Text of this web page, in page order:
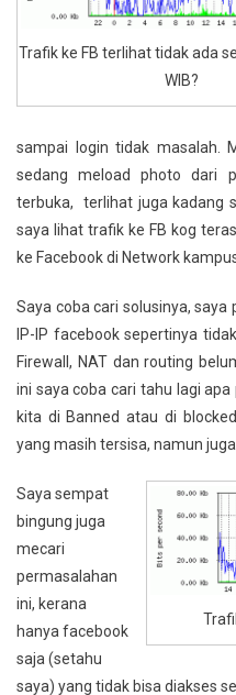
Trafik ke FB terlihat tidak ada
WIB?
sampai login tidak masalah.
sedang meload photo dari
terbuka, terlihat juga kadang
saya lihat trafik ke FB kog
ke Facebook di Network
Saya coba cari solusinya,
IP-IP facebook sepertinya
Firewall, NAT dan routing
ini saya coba cari tahu lagi
kita di Banned atau di
yang masih tersisa, namun
Saya sempat
bingung juga
mecari
permasalahan
ini, kerana
hanya facebook
saja (setahu
saya) yang tidak bisa diakses